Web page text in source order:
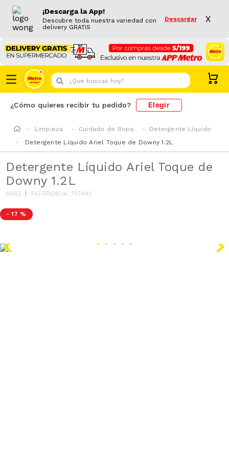
¡Descarga la App!
Descubre toda nuestra variedad con
delivery GRATIS
Descargar X
¿Que buscas hoy?
¿Cómo quieres recibir tu pedido? Elegir
Limpieza Cuidado de Ropa
Detergente Líquido
Detergente Líquido Ariel Toque de Downy 1.2L
Detergente Líquido Ariel Toque de
Downy 1.2L
ARIEL REFERENCIA:710492
- 17 %